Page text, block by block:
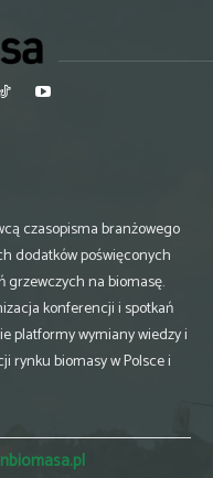
czasopisma branżowego
dodatków poświęconych
grzewczych na biomasę.
konferencji i spotkań
platformy wymiany wiedzy i
rynku biomasy w Polsce i